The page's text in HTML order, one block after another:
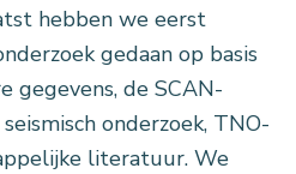
hebben we eerst
gedaan op basis
gegevens, de SCAN-
onderzoek, TNO-
literatuur. We